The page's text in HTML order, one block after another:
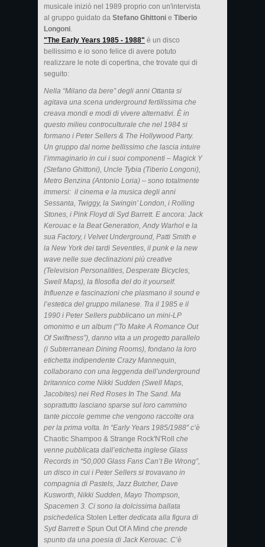
musicale iniziò nel 1989 proprio con un'intervista
al gruppo guidato da Stefano Ghittoni e Tiberio
Longoni.
"The Early Years 1985 - 1988" è un disco
bellissimo e io sono felice di avere potuto
realizzare le note di copertina, che trovate qui di
seguito:
Nella “Milano da bere” degli anni Ottanta si
agitava una scena underground fertilissima che
creava mondi e modi di vivere alternativi. È in
questo milieu controculturale che nel 1984 si
formano i Peter Sellers & The Hollywood Party.
Un gruppo dal nome bellissimo che lascia intuire
l’immaginario in cui i suoi componenti – Magick Y
(Stefano Ghittoni), Uncle Tybia (Tiberio Longoni),
Metro Benzina (Antonio Loria) – sono totalmente
immersi: il cinema e la musica degli anni
Sessanta, Twiggy, la Swingin’ London, i Rolling
Stones, i Pink Floyd di Syd Barrett. E ancora: Jack
Kerouac e la Beat Generation, Andy Warhol e la
sua Factory, i Velvet Underground, Patti Smith e
la New York dei tardi Seventies, il punk e la new
wave nelle sue declinazioni più creative
(Television Personalities, Desperate Bicycles,
Swell Maps), la filosofia del do it yourself.
Influenze e fascinazioni che plasmano il sound e
l’estetica del gruppo milanese. Tra il 1985 e il
1990 i Peter Sellers pubblicano un mini-LP
omonimo e un album (“To Make A Romance Out
Of Swiftness”), danno vita a un progetto parallelo
(i Subterranean Dining Rooms), fondano la loro
etichetta indipendente Crazy Mannequin,
collaborano con una leggenda dell’underground
britannico come Nikki Sudden (Swell Maps,
Jacobites) nei Red Roses In The Sand. Ma
soprattutto lasciano sparse sul loro cammino
tante piccole gemme che vengono raccolte ora
per la prima volta. In “Early Years 1985/1988” c’è
Chaotic Shampoo & Strange Rock'N'Roll
che
venne pubblicata dall’etichetta inglese Glass
Records in “50,000 Glass Fans Can’t Be Wrong”,
un disco in cui i Peter Sellers si trovavano in
compagnia di Pastels, Jazz Butcher, Dave
Kusworth, Nikki Sudden, Mayo Thompson,
Spacemen 3. Ci sono la dolcissima ballata
psichedelica Stolen Letter dedicata alla figura di
Syd Barrett e Spun Out Of A Mind che prende
spunto da una poesia di Jack Kerouac. C’è